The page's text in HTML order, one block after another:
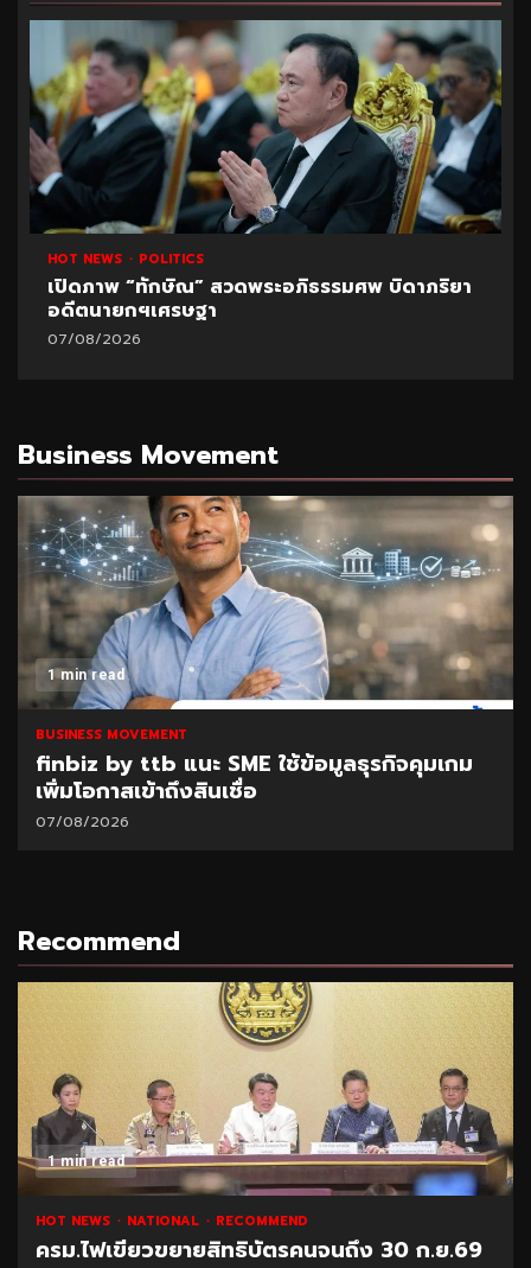
HOT NEWS POLITICS
เปิดภาพ “ทักษิณ” สวดพระอภิธรรมศพ บิดาภริยา
อดีตนายกฯเศรษฐา
07/08/2026
Business Movement
1 min read
BUSINESS MOVEMENT
finbiz by ttb แนะ SME ใช้ข้อมูลธุรกิจคุมเกม
เพิ่มโอกาสเข้าถึงสินเชื่อ
07/08/2026
Recommend
1 min read
HOT NEWS NATIONAL RECOMMEND
ครม.ไฟเขียวขยายสิทธิบัตรคนจนถึง 30 ก.ย.69